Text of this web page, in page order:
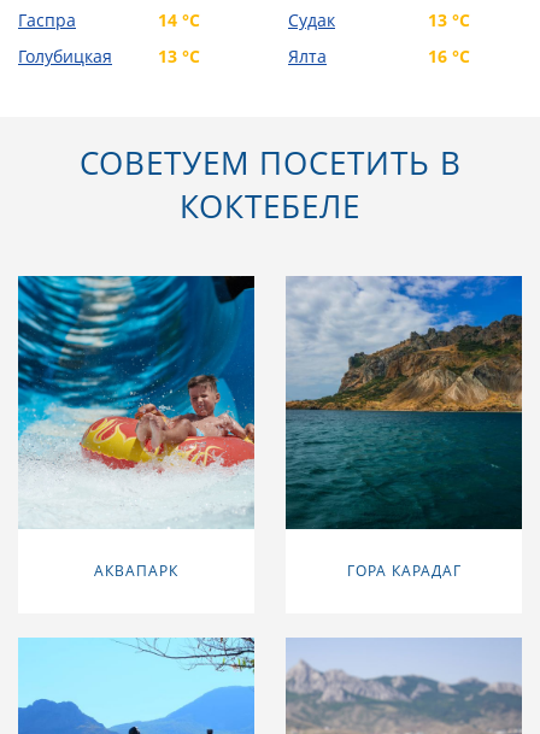
Гаспра
14 °C
Голубицкая
13 °C
Судак
13 °C
Ялта
16 °C
СОВЕТУЕМ ПОСЕТИТЬ В
КОКТЕБЕЛЕ
АКВАПАРК ГОРА КАРАДАГ